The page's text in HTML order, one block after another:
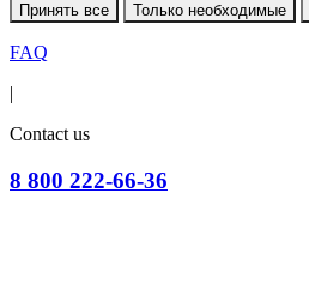
Принять все Только необходимые
FAQ
|
Contact us
8 800 222-66-36